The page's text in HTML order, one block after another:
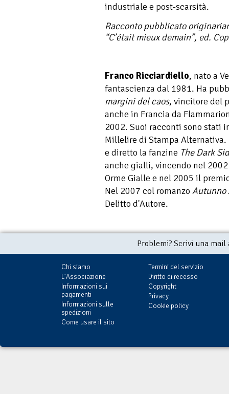
industriale e post-scarsità.
Racconto pubblicato
“C’était mieux demain”, ed.
Franco Ricciardiello, nato a
fantascienza dal 1981. Ha
margini del caos, vincitore del
anche in Francia da
2002. Suoi racconti sono stati
Millelire di Stampa
e diretto la fanzine The Dark
anche gialli, vincendo nel
Orme Gialle e nel 2005 il
Nel 2007 col romanzo Autunno
Delitto d'Autore.
Problemi? Scrivi una
Chi siamo
L'Associazione
Informazioni sui
pagamenti
Informazioni sulle
spedizioni
Come usare il sito
Termini del servizio
Diritto di recesso
Copyright
Privacy
Cookie policy